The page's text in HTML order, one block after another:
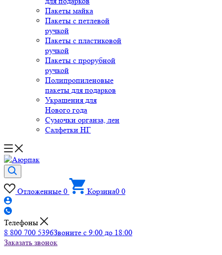
Пакеты майка
Пакеты с петлевой
ручкой
Пакеты с пластиковой
ручкой
Пакеты с прорубной
ручкой
Полипропиленовые
пакеты для подарков
Украшения для
Нового года
Сумочки органза, лен
Салфетки НГ
Отложенные 0 Корзина0 0
Телефоны
8 800 700 5396Звоните с 9:00 до 18:00
Заказать звонок